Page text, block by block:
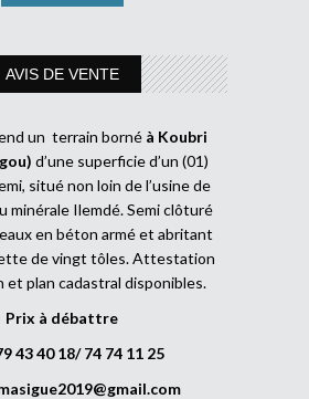
AVIS DE VENTE
un terrain borné à Koubri
d’une superficie d’un (01)
situé non loin de l’usine de
minérale Ilemdé. Semi clôturé
en béton armé et abritant
de vingt tôles. Attestation
et plan cadastral disponibles.
Prix à débattre
43 40 18/ 74 74 11 25